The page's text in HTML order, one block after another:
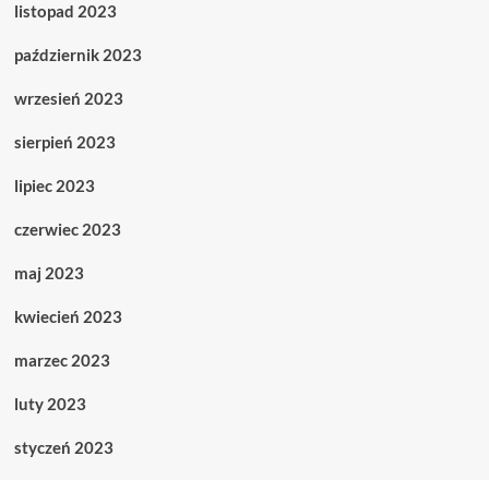
listopad 2023
październik 2023
wrzesień 2023
sierpień 2023
lipiec 2023
czerwiec 2023
maj 2023
kwiecień 2023
marzec 2023
luty 2023
styczeń 2023